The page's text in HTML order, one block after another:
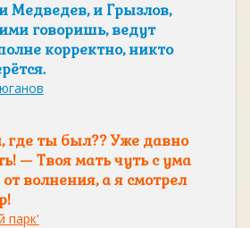
Медведев, и Грызлов,
говоришь, ведут
корректно, никто
где ты был?? Уже давно
— Твоя мать чуть с ума
волнения, а я смотрел